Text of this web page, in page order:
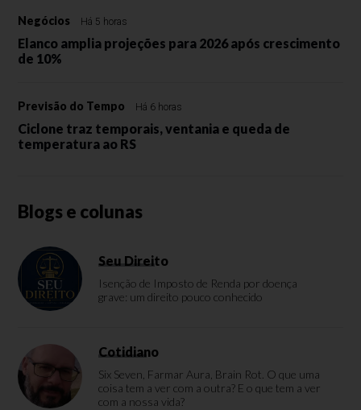
Negócios Há 5 horas
Elanco amplia projeções para 2026 após crescimento
de 10%
Previsão do Tempo Há 6 horas
Ciclone traz temporais, ventania e queda de
temperatura ao RS
Blogs e colunas
Seu Direito
Isenção de Imposto de Renda por doença
grave: um direito pouco conhecido
Cotidiano
Six Seven, Farmar Aura, Brain Rot. O que uma
coisa tem a ver com a outra? E o que tem a ver
com a nossa vida?